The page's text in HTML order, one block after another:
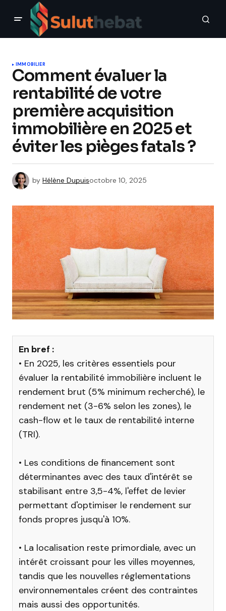
IMMOBILIER
Comment évaluer la
rentabilité de votre
première acquisition
immobilière en 2025 et
éviter les pièges fatals ?
by Hélène Dupuisoctobre 10, 2025
En bref :
• En 2025, les critères essentiels pour
évaluer la rentabilité immobilière incluent le
rendement brut (5% minimum recherché), le
rendement net (3-6% selon les zones), le
cash-flow et le taux de rentabilité interne
(TRI).
• Les conditions de financement sont
déterminantes avec des taux d'intérêt se
stabilisant entre 3,5-4%, l'effet de levier
permettant d'optimiser le rendement sur
fonds propres jusqu'à 10%.
• La localisation reste primordiale, avec un
intérêt croissant pour les villes moyennes,
tandis que les nouvelles réglementations
environnementales créent des contraintes
mais aussi des opportunités.